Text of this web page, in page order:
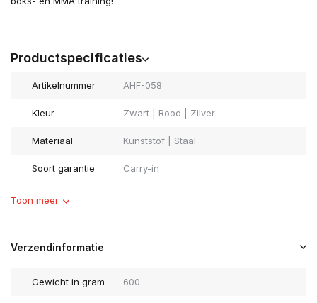
Productspecificaties
Artikelnummer AHF-058
Kleur Zwart | Rood | Zilver
Materiaal Kunststof | Staal
Soort garantie Carry-in
Toon meer
Verzendinformatie
Gewicht in gram 600